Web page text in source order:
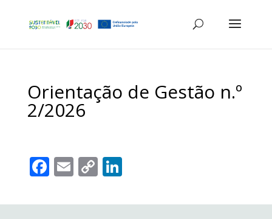
Orientação de Gestão n.º
2/2026
F
e
E
ai
C
p
Li
k